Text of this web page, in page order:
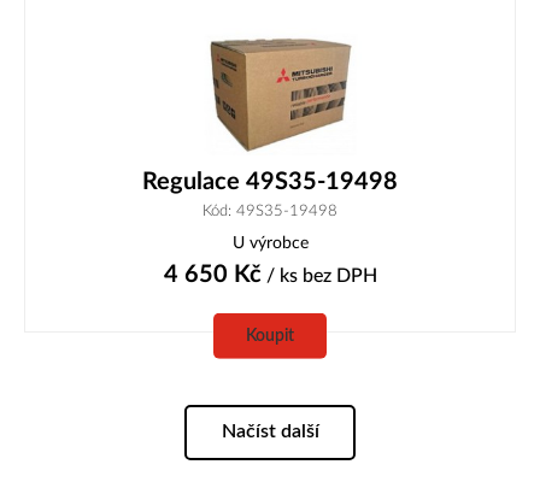
Regulace 49S35-19498
Kód: 49S35-19498
U výrobce
4 650 Kč/ ks bez DPH
Koupit
Načíst další